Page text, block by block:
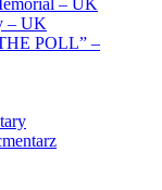
– UK
– UK
POLL” –